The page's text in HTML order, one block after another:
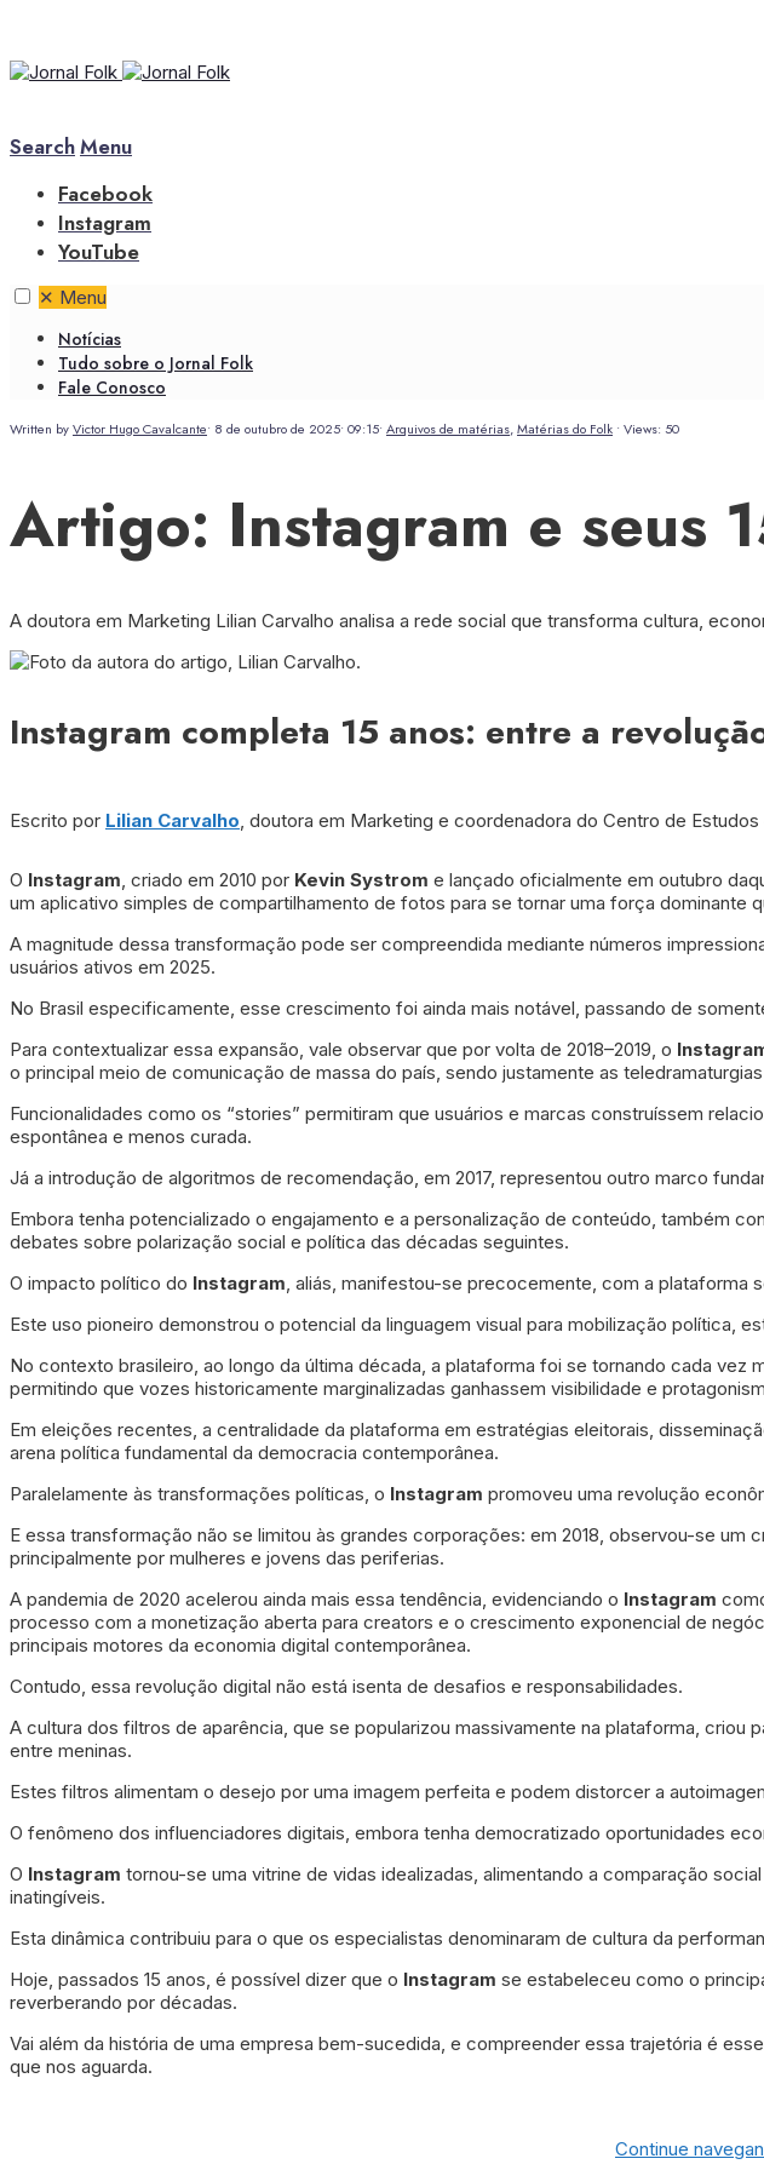
SearchMenu
Facebook
Instagram
YouTube
✕ Menu
Notícias
Tudo sobre o Jornal Folk
Fale Conosco
Written byVictor Hugo Cavalcante• 8 de outubro de 2025• 09:15• Arquivos de matérias,Matérias do Folk • Views: 50
Artigo: Instagram e seus
A doutora em Marketing Lilian Carvalho analisa a rede social que transforma cultura,
Instagram completa 15 anos: entre a
Escrito por Lilian Carvalho, doutora em Marketing e coordenadora do Centro de
O Instagram, criado em 2010 por Kevin Systrom e lançado oficialmente em outubro
um aplicativo simples de compartilhamento de fotos para se tornar uma força
A magnitude dessa transformação pode ser compreendida mediante números
usuários ativos em 2025.
No Brasil especificamente, esse crescimento foi ainda mais notável, passando de
Para contextualizar essa expansão, vale observar que por volta de 2018–2019, o
o principal meio de comunicação de massa do país, sendo justamente as
Funcionalidades como os “stories” permitiram que usuários e marcas construíssem
espontânea e menos curada.
Já a introdução de algoritmos de recomendação, em 2017, representou outro marco
Embora tenha potencializado o engajamento e a personalização de conteúdo, também
debates sobre polarização social e política das décadas seguintes.
O impacto político do Instagram, aliás, manifestou-se precocemente, com a plataforma
Este uso pioneiro demonstrou o potencial da linguagem visual para mobilização política,
No contexto brasileiro, ao longo da última década, a plataforma foi se tornando cada
permitindo que vozes historicamente marginalizadas ganhassem visibilidade e
Em eleições recentes, a centralidade da plataforma em estratégias eleitorais,
arena política fundamental da democracia contemporânea.
Paralelamente às transformações políticas, o Instagram promoveu uma revolução
E essa transformação não se limitou às grandes corporações: em 2018, observou-se
principalmente por mulheres e jovens das periferias.
A pandemia de 2020 acelerou ainda mais essa tendência, evidenciando o Instagram
processo com a monetização aberta para creators e o crescimento exponencial de
principais motores da economia digital contemporânea.
Contudo, essa revolução digital não está isenta de desafios e responsabilidades.
A cultura dos filtros de aparência, que se popularizou massivamente na plataforma,
entre meninas.
Estes filtros alimentam o desejo por uma imagem perfeita e podem distorcer a
O fenômeno dos influenciadores digitais, embora tenha democratizado oportunidades
O Instagram tornou-se uma vitrine de vidas idealizadas, alimentando a comparação
inatingíveis.
Esta dinâmica contribuiu para o que os especialistas denominaram de cultura da
Hoje, passados 15 anos, é possível dizer que o Instagram se estabeleceu como o
reverberando por décadas.
Vai além da história de uma empresa bem-sucedida, e compreender essa trajetória é
que nos aguarda.
Continue